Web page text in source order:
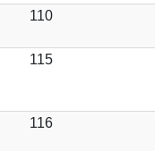
110
115
116